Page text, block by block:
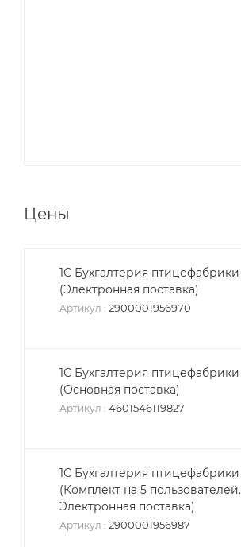
Цены
1С Бухгалтерия птицефабрики
(Электронная поставка)
Артикул : 2900001956970
1С Бухгалтерия птицефабрики
(Основная поставка)
Артикул : 4601546119827
1С Бухгалтерия птицефабрики
(Комплект на 5 пользователей.
Электронная поставка)
Артикул : 2900001956987